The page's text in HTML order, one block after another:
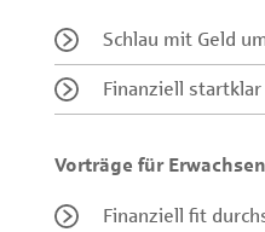
Schlau mit Geld
Finanziell
Vorträge für
Finanziell fit